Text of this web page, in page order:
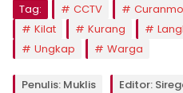
Tag: CCTV
Kilat
Kurang
Ungkap
Warga
Penulis: Muklis Editor: